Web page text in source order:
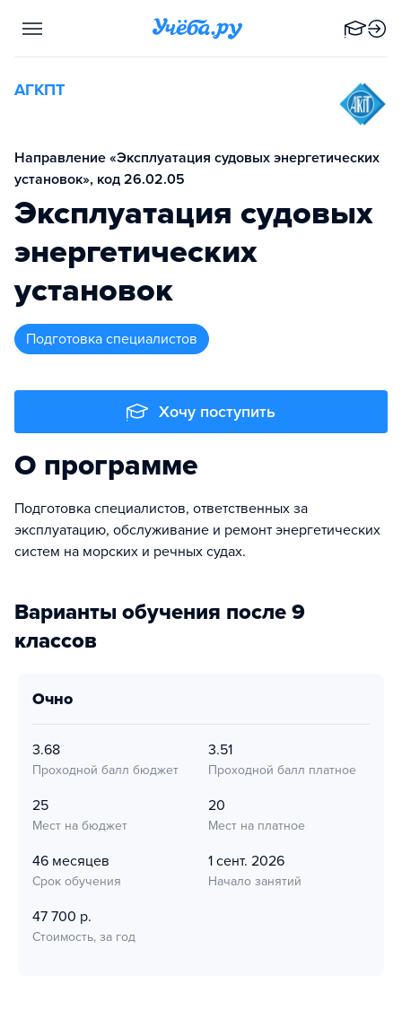
АГКПТ
Направление «Эксплуатация судовых энергетических
установок», код 26.02.05
Эксплуатация судовых
энергетических
установок
подготовка специалистов
Хочу поступить
О программе
Подготовка специалистов, ответственных за
эксплуатацию, обслуживание и ремонт энергетических
систем на морских и речных судах.
Варианты обучения после 9
классов
очно
3.68
Проходной балл бюджет
3.51
Проходной балл платное
25
Мест на бюджет
20
Мест на платное
46 месяцев
Срок обучения
1 сент. 2026
Начало занятий
47 700 р.
Стоимость, за год